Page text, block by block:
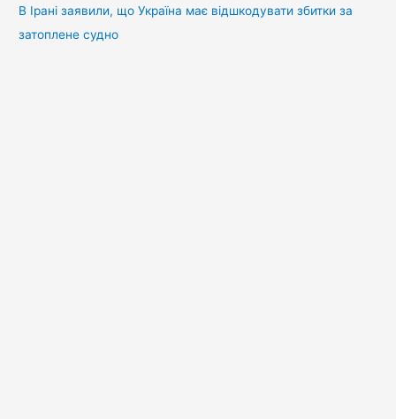
В Ірані заявили, що Україна має відшкодувати збитки за
затоплене судно